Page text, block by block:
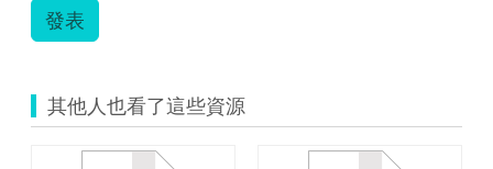
發表
其他人也看了這些資源